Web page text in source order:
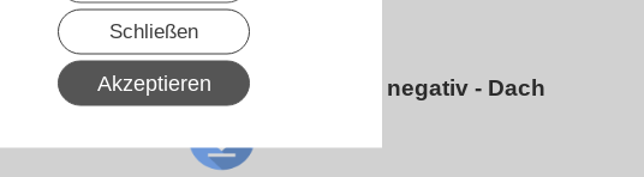
Schließen
AkzeptierenBelastungstabelle negativ - Dach